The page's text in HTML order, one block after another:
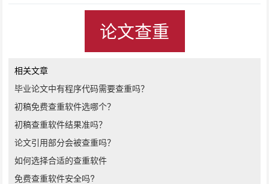
论文查重
相关文章
毕业论文中有程序代码需要查重吗？
初稿免费查重软件选哪个？
初稿查重软件结果准吗？
论文引用部分会被查重吗？
如何选择合适的查重软件
免费查重软件安全吗?